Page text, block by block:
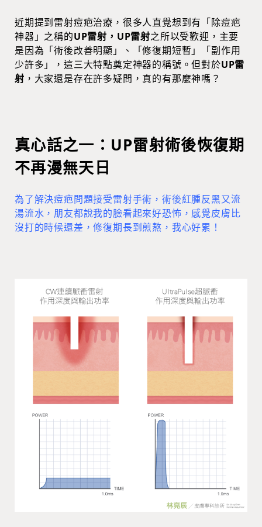
近期提到雷射痘疤治療，很多人直覺想到有「除痘疤
神器」之稱的UP雷射，UP雷射之所以受歡迎，主要
是因為「術後改善明顯」、「修復期短暫」「副作用
少許多」，這三大特點奠定神器的稱號。但對於UP雷
射 ，大家還是存在許多疑問，真的有那麼神嗎？
真心話之一：UP雷射術後恢復期
不再漫無天日
為了解決痘疤問題接受雷射手術，術後紅腫反黑又流
湯流水，朋友都說我的臉看起來好恐怖，感覺皮膚比
沒打的時候還差，修復期長到煎熬，我心好累！